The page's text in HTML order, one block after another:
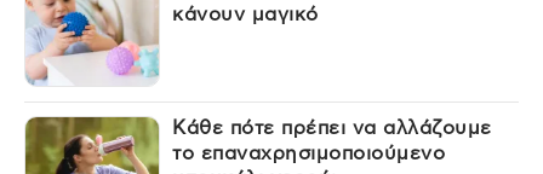
κάνουν μαγικό
Κάθε πότε πρέπει να αλλάζουμε
το επαναχρησιμοποιούμενο